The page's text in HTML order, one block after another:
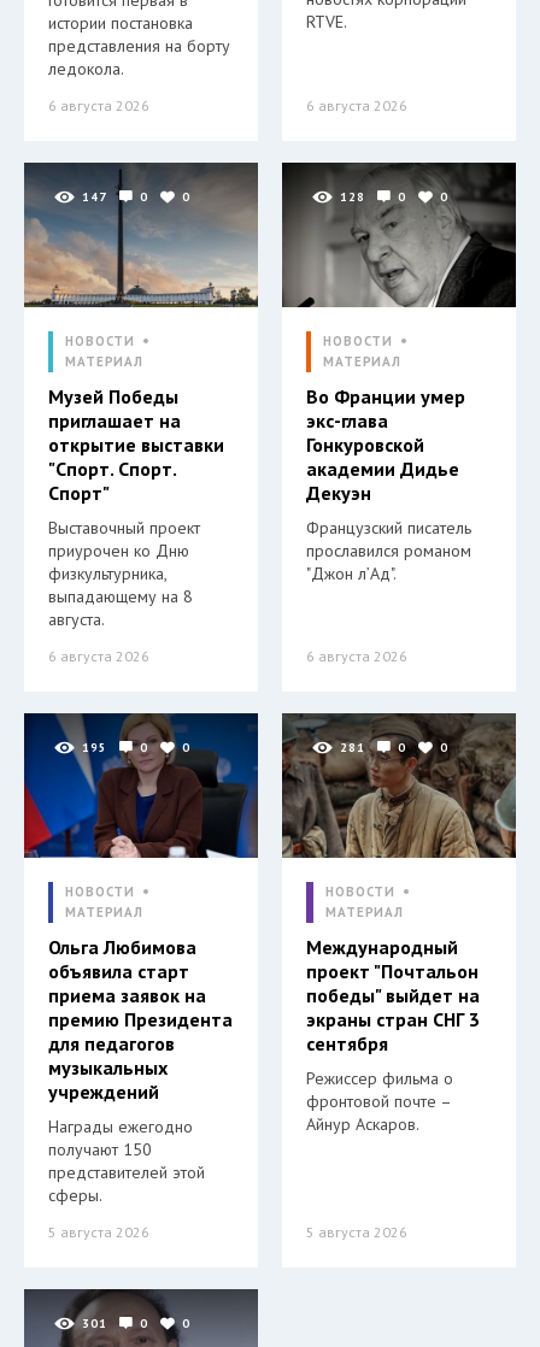
истории постановка
представления на борту
ледокола.
6 августа 2026
RTVE.
6 августа 2026
147 0 0
НОВОСТИ
МАТЕРИАЛ
Музей Победы
приглашает на
открытие выставки
"Спорт. Спорт.
Спорт"
Выставочный проект
приурочен ко Дню
физкультурника,
выпадающему на 8
августа.
6 августа 2026
128 0 0
НОВОСТИ
МАТЕРИАЛ
Во Франции умер
экс-глава
Гонкуровской
академии Дидье
Декуэн
Французский писатель
прославился романом
"Джон л’Ад".
6 августа 2026
195 0 0
НОВОСТИ
МАТЕРИАЛ
Ольга Любимова
объявила старт
приема заявок на
премию Президента
для педагогов
музыкальных
учреждений
Награды ежегодно
получают 150
представителей этой
сферы.
5 августа 2026
281 0 0
НОВОСТИ
МАТЕРИАЛ
Международный
проект "Почтальон
победы" выйдет на
экраны стран СНГ 3
сентября
Режиссер фильма о
фронтовой почте –
Айнур Аскаров.
5 августа 2026
301 0 0